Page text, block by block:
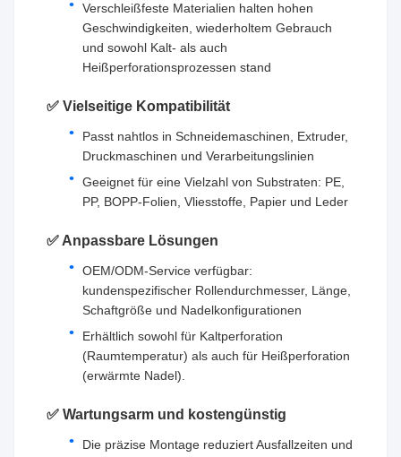
Verschleißfeste Materialien halten hohen
Geschwindigkeiten, wiederholtem Gebrauch
und sowohl Kalt- als auch
Heißperforationsprozessen stand
✅ Vielseitige Kompatibilität
Passt nahtlos in Schneidemaschinen, Extruder,
Druckmaschinen und Verarbeitungslinien
Geeignet für eine Vielzahl von Substraten: PE,
PP, BOPP-Folien, Vliesstoffe, Papier und Leder
✅ Anpassbare Lösungen
OEM/ODM-Service verfügbar:
kundenspezifischer Rollendurchmesser, Länge,
Schaftgröße und Nadelkonfigurationen
Erhältlich sowohl für Kaltperforation
(Raumtemperatur) als auch für Heißperforation
(erwärmte Nadel).
✅ Wartungsarm und kostengünstig
Die präzise Montage reduziert Ausfallzeiten und